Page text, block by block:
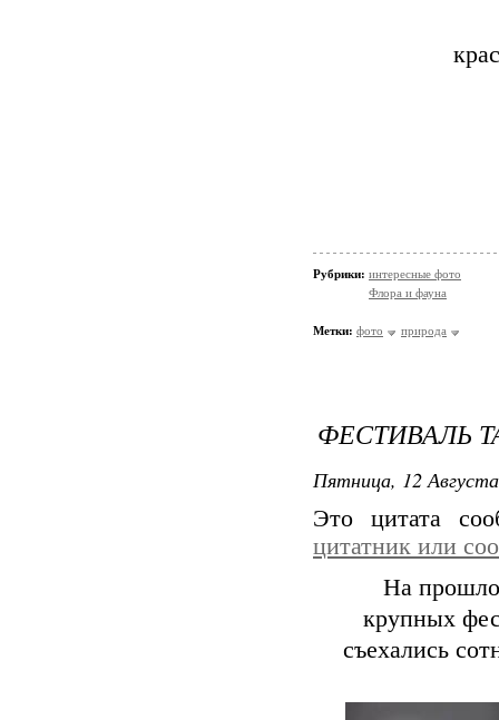
Рубрики: интересные фото
Флора и фауна
Метки: фото природа
ФЕСТИВАЛЬ
Пятница, 12
Это цитата
цитатник или
На
крупных
съехались